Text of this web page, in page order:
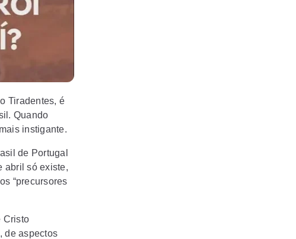
Tiradentes, é
Quando
instigante.
de Portugal
abril só existe,
“precursores
Cristo
de aspectos